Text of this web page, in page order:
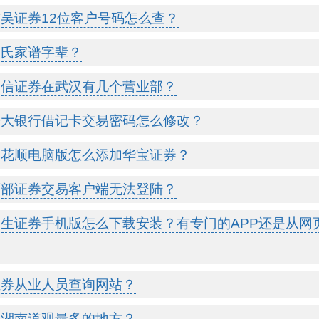
证券12位客户号码怎么查？
家谱字辈？
证券在武汉有几个营业部？
银行借记卡交易密码怎么修改？
顺电脑版怎么添加华宝证券？
证券交易客户端无法登陆？
证券手机版怎么下载安装？有专门的APP还是从网
从业人员查询网站？